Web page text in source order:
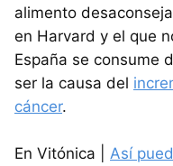
alimento
en Harvard y el que
España se consume
ser la causa del
cáncer.
En Vitónica | Así